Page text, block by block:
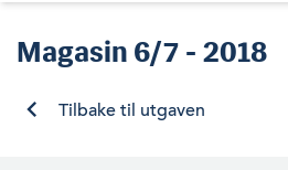
Magasin 6/7 - 2018
Tilbake til utgaven